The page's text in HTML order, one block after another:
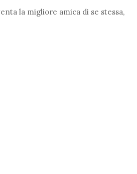
la migliore amica di se stessa,